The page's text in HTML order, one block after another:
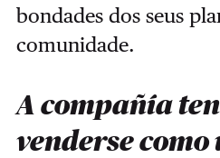
bondades dos seus
comunidade.
A compañía
venderse como